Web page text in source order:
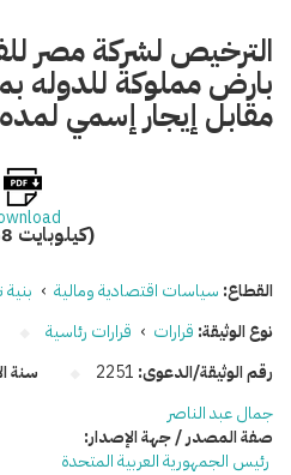
الترخيص لشركة مصر
بارض مملوكة للدوله
مقابل إيجار إسمي لمده
(45.68 كيلوبايت)
القطاع: سياسات اقتصادية ومالية ›
نوع الوثيقة: قرارات › قرارات رئاسية
رقم الوثيقة/الدعوى: 2251 سنة
جمال عبد الناصر
صفة المصدر / جهة الإصدار:
رئيس الجمهورية العربية المتحدة